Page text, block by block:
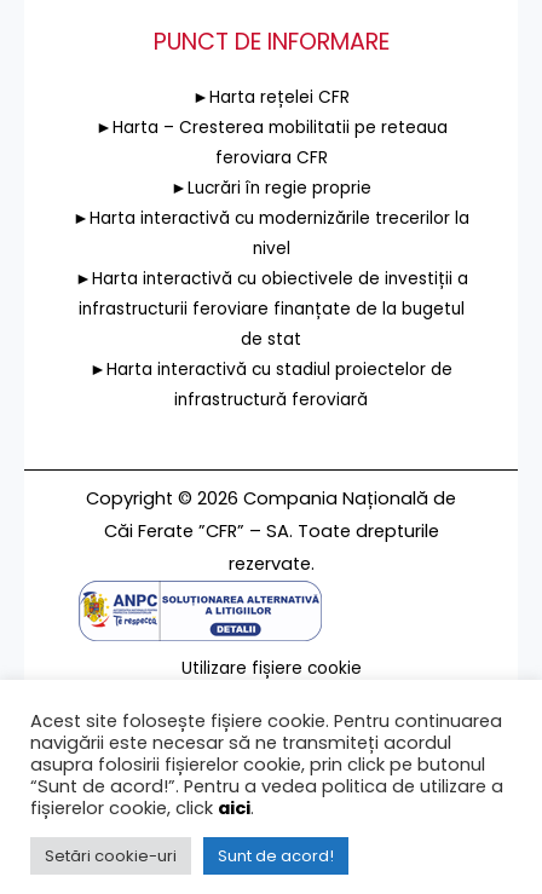
PUNCT DE INFORMARE
►Harta rețelei CFR
►Harta – Cresterea mobilitatii pe reteaua
feroviara CFR
►Lucrări în regie proprie
►Harta interactivă cu modernizările trecerilor la
nivel
►Harta interactivă cu obiectivele de investiții a
infrastructurii feroviare finanțate de la bugetul
de stat
►Harta interactivă cu stadiul proiectelor de
infrastructură feroviară
Copyright © 2026 Compania Națională de
Căi Ferate ”CFR” – SA. Toate drepturile
rezervate.
Utilizare fișiere cookie
Contact
Ultima modificare a paginii 06/03/2025
Acest site folosește fișiere cookie. Pentru continuarea
navigării este necesar să ne transmiteți acordul
asupra folosirii fișierelor cookie, prin click pe butonul
“Sunt de acord!”. Pentru a vedea politica de utilizare a
fișierelor cookie, click aici.
Setări cookie-uri Sunt de acord!